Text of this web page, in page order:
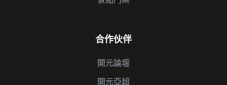
合作伙伴
開元論壇
開元亞超